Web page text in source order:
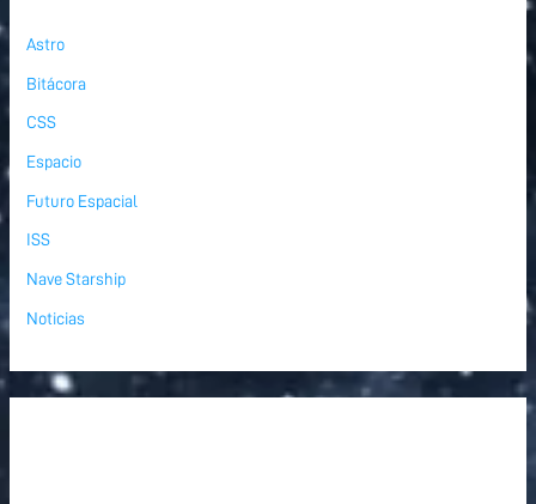
Astro
Bitácora
CSS
Espacio
Futuro Espacial
ISS
Nave Starship
Noticias